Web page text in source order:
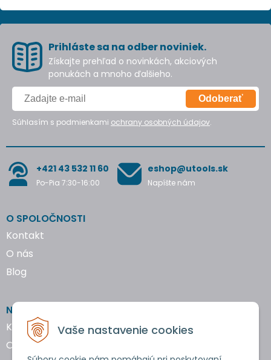
Vaše nastavenie cookies
Prihláste sa na odber noviniek.
Získajte prehľad o novinkách, akciových
ponukách a mnoho ďalšieho.
Odoberať
Súhlasím s podmienkami ochrany osobných údajov.
+421 43 532 11 60
Po-Pia 7:30-16:00
eshop@utools.sk
Napíšte nám
O SPOLOČNOSTI
Kontakt
O nás
Blog
NAKUPOVANIE
Katalógy náradia
Obchodné podmienky